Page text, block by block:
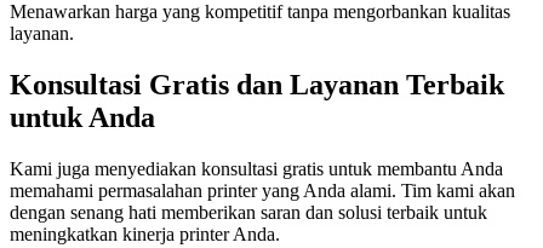
Menawarkan harga yang kompetitif tanpa mengorbankan kualitas
layanan.
Konsultasi Gratis dan Layanan Terbaik
untuk Anda
Kami juga menyediakan konsultasi gratis untuk membantu Anda
memahami permasalahan printer yang Anda alami. Tim kami akan
dengan senang hati memberikan saran dan solusi terbaik untuk
meningkatkan kinerja printer Anda.